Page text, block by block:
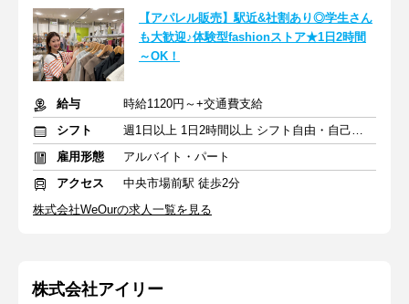
【アパレル販売】駅近&社割あり◎学生さん
も大歓迎♪体験型fashionストア★1日2時間
～OK！
給与
時給1120円～+交通費支給
シフト
週1日以上 1日2時間以上 シフト自由・自己申告
雇用形態
アルバイト・パート
アクセス
中央市場前駅 徒歩2分
株式会社WeOurの求人一覧を見る
株式会社アイリー